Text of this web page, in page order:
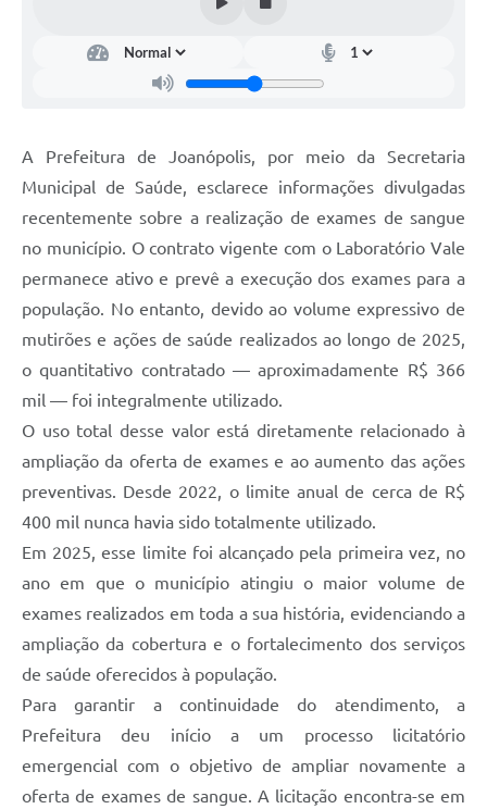
A Prefeitura de Joanópolis, por meio da Secretaria
Municipal de Saúde, esclarece informações divulgadas
recentemente sobre a realização de exames de sangue
no município. O contrato vigente com o Laboratório Vale
permanece ativo e prevê a execução dos exames para a
população. No entanto, devido ao volume expressivo de
mutirões e ações de saúde realizados ao longo de 2025,
o quantitativo contratado — aproximadamente R$ 366
mil — foi integralmente utilizado.
O uso total desse valor está diretamente relacionado à
ampliação da oferta de exames e ao aumento das ações
preventivas. Desde 2022, o limite anual de cerca de R$
400 mil nunca havia sido totalmente utilizado.
Em 2025, esse limite foi alcançado pela primeira vez, no
ano em que o município atingiu o maior volume de
exames realizados em toda a sua história, evidenciando a
ampliação da cobertura e o fortalecimento dos serviços
de saúde oferecidos à população.
Para garantir a continuidade do atendimento, a
Prefeitura deu início a um processo licitatório
emergencial com o objetivo de ampliar novamente a
oferta de exames de sangue. A licitação encontra-se em